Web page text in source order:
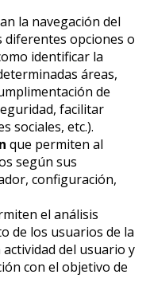
la navegación del
diferentes opciones o
identificar la
áreas,
de
facilitar
sociales, etc.).
que permiten al
según sus
configuración,
el análisis
de los usuarios de la
del usuario y
con el objetivo de